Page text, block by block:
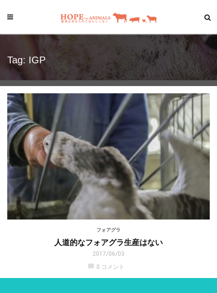
Tag: IGP
フォアグラ
人道的なフォアグラ生産はない
2017/06/03
chat_bubble 0 コメント